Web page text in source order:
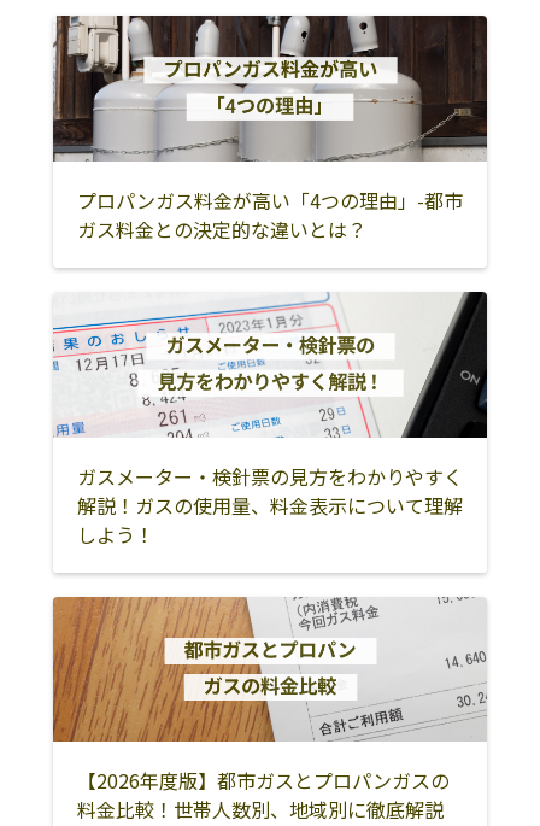
安中市
多野郡神流町
多野郡上野村
甘楽郡下仁田町
甘楽郡甘楽町
甘楽郡南牧村
吾妻郡中之条町
吾妻郡東吾妻町
吾妻郡長野原町
吾妻郡嬬恋村
吾妻郡草津町
吾妻郡高山村
沼田市
利根郡片品村
利根郡みなかみ
利根郡昭和村 桐生市
太田市 館林市
みどり市
邑楽郡板倉町
邑楽郡明和町
邑楽郡千代田町
邑楽郡大泉町
邑楽郡邑楽町
プロパンガス料金が高い「4つの理由」-都市
ガス料金との決定的な違いとは？
ガスメーター・検針票の見方をわかりやすく
解説！ガスの使用量、料金表示について理解
しよう！
【2026年度版】都市ガスとプロパンガスの
料金比較！世帯人数別、地域別に徹底解説